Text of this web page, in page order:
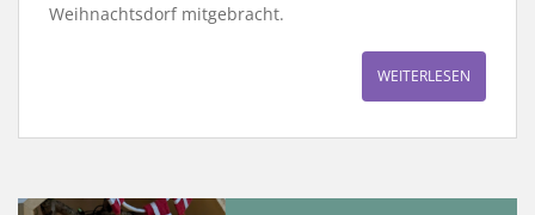
Weihnachtsdorf mitgebracht.
WEITERLESEN